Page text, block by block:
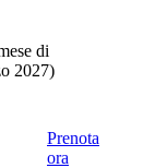
di
2027)
Prenota
ora